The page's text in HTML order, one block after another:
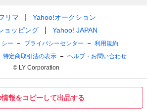
情報をコピーして出品する
リマ
Yahoo!オークション
ョッピング
Yahoo! JAPAN
シー プライバシーセンター
利用規約
特定商取引法の表示
ヘルプ・お問い合わせ
© LY Corporation